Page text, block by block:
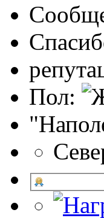
Пол: